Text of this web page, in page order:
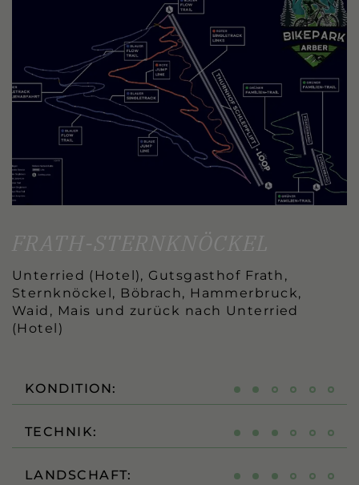
FRATH-STERNKNÖCKEL
Unterried (Hotel), Gutsgasthof Frath,
Sternknöckel, Böbrach, Hammerbruck,
Waid, Mais und zurück nach Unterried
(Hotel)
KONDITION:
TECHNIK:
LANDSCHAFT: